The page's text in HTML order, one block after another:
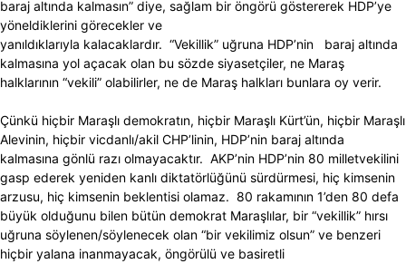
baraj altında kalmasın” diye, sağlam bir öngörü göstererek HDP’ye
yöneldiklerini görecekler ve
yanıldıklarıyla kalacaklardır. “Vekillik” uğruna HDP’nin baraj altında
kalmasına yol açacak olan bu sözde siyasetçiler, ne Maraş
halklarının “vekili” olabilirler, ne de Maraş halkları bunlara oy verir.
Çünkü hiçbir Maraşlı demokratın, hiçbir Maraşlı Kürt’ün, hiçbir Maraşlı
Alevinin, hiçbir vicdanlı/akil CHP’linin, HDP’nin baraj altında
kalmasına gönlü razı olmayacaktır. AKP’nin HDP’nin 80 milletvekilini
gasp ederek yeniden kanlı diktatörlüğünü sürdürmesi, hiç kimsenin
arzusu, hiç kimsenin beklentisi olamaz. 80 rakamının 1’den 80 defa
büyük olduğunu bilen bütün demokrat Maraşlılar, bir “vekillik” hırsı
uğruna söylenen/söylenecek olan “bir vekilimiz olsun” ve benzeri
hiçbir yalana inanmayacak, öngörülü ve basiretli